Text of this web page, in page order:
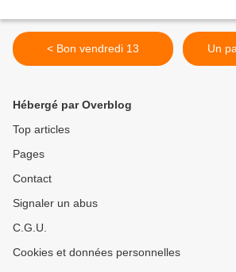
< Bon vendredi 13
Hébergé par Overblog
Top articles
Pages
Contact
Signaler un abus
C.G.U.
Cookies et données personnelles